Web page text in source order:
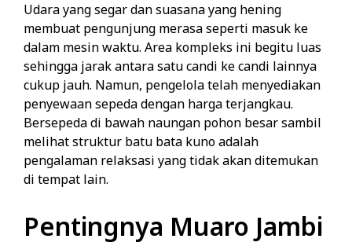
Udara yang segar dan suasana yang hening
membuat pengunjung merasa seperti masuk ke
dalam mesin waktu. Area kompleks ini begitu luas
sehingga jarak antara satu candi ke candi lainnya
cukup jauh. Namun, pengelola telah menyediakan
penyewaan sepeda dengan harga terjangkau.
Bersepeda di bawah naungan pohon besar sambil
melihat struktur batu bata kuno adalah
pengalaman relaksasi yang tidak akan ditemukan
di tempat lain.
Pentingnya Muaro Jambi